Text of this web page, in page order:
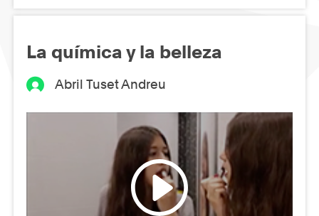
La química y la belleza
Abril Tuset Andreu